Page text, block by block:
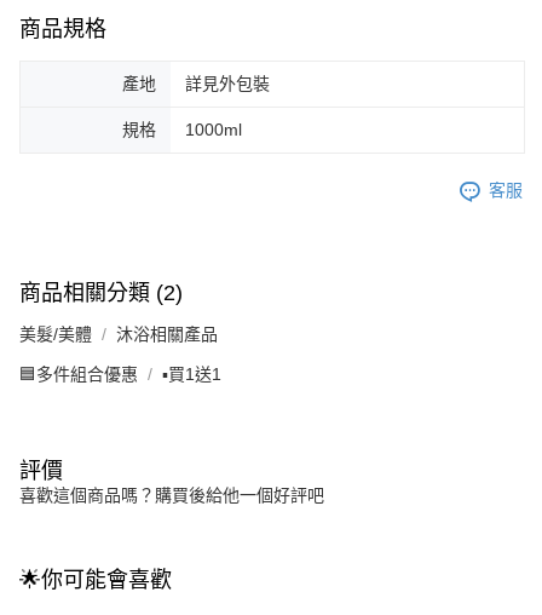
商品規格
產地 詳見外包裝
規格 1000ml
客服
商品相關分類 (2)
美髮/美體 沐浴相關產品
🟦多件組合優惠 ▪️買1送1
評價
喜歡這個商品嗎？購買後給他一個好評吧
🌟你可能會喜歡